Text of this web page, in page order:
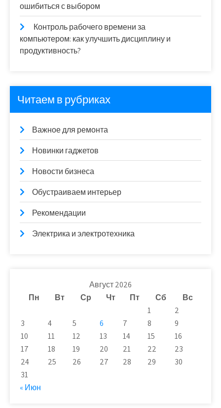
ошибиться с выбором
Контроль рабочего времени за
компьютером: как улучшить дисциплину и
продуктивность?
Читаем в рубриках
Важное для ремонта
Новинки гаджетов
Новости бизнеса
Обустраиваем интерьер
Рекомендации
Электрика и электротехника
Август 2026
Пн
Вт Ср Чт Пт Сб
Вс
1
2
3
4 5 6 7 8
9
10
11 12 13 14 15
16
17
18 19 20 21 22
23
24
25 26 27 28 29
30
31
« Июн